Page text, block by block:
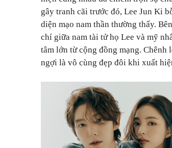
gây tranh cãi trước đó, Lee Jun Ki
diện mạo nam thần thường thấy.
chí giữa nam tài tử họ Lee và mỹ
tâm lớn từ cộng đồng mạng.
ngợi là vô cùng đẹp đôi khi xuất